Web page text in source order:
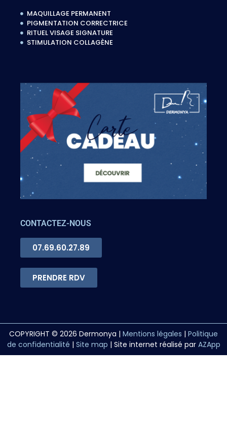
MAQUILLAGE PERMANENT
PIGMENTATION CORRECTRICE
RITUEL VISAGE SIGNATURE
STIMULATION COLLAGÈNE
CONTACTEZ-NOUS
07.69.60.27.89
PRENDRE RDV
COPYRIGHT © 2026 Dermonya | Mentions légales | Politique
de confidentialité | Site map | Site internet réalisé par AZApp